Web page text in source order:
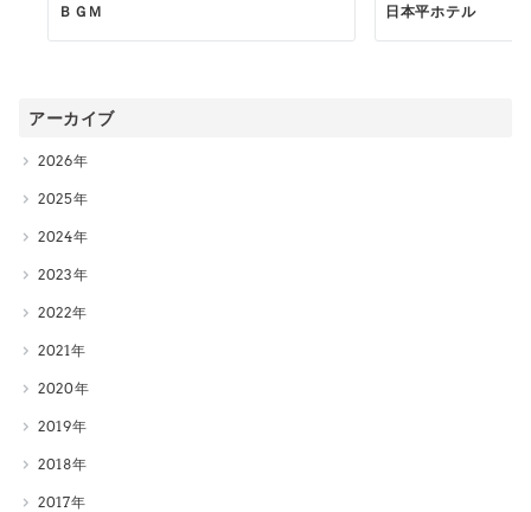
ＢＧＭ 日本平ホテル
アーカイブ
2026
2025
2024
2023
2022
2021
2020
2019
2018
2017